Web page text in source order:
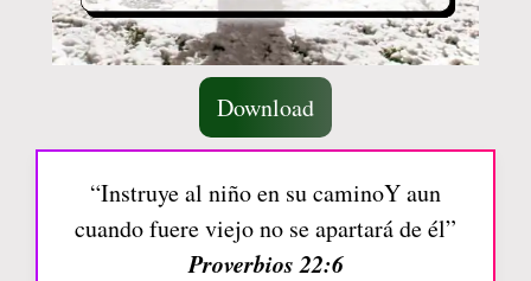
Download
“Instruye al niño en su caminoY aun
cuando fuere viejo no se apartará de él”
Proverbios 22:6